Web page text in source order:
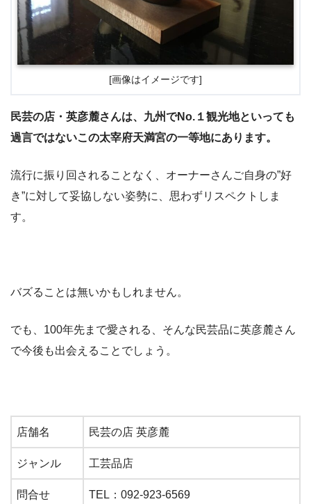
[画像はイメージです]
民芸の店・英彦麓さんは、九州でNo.１観光地といっても
過言ではないこの太宰府天満宮の一等地にあります。
流行に振り回されることなく、オーナーさんご自身の”好
き”に対して妥協しない姿勢に、思わずリスペクトしま
す。
バズることは無いかもしれません。
でも、100年先まで愛される、そんな民芸品に英彦麓さん
で今後も出会えることでしょう。
店舗名 民芸の店 英彦麓
ジャンル 工芸品店
問合せ TEL：092-923-6569